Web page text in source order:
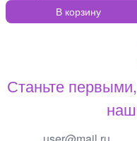
В корзину
Станьте